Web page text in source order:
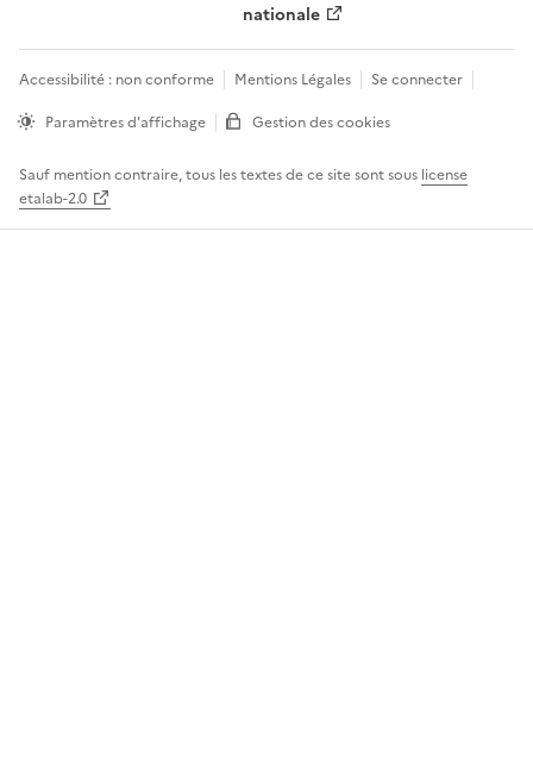
nationale
Accessibilité : non conforme Mentions Légales
Se connecter
Paramètres d'affichage
Gestion des cookies
Sauf mention contraire, tous les textes de ce site sont sous license
etalab-2.0